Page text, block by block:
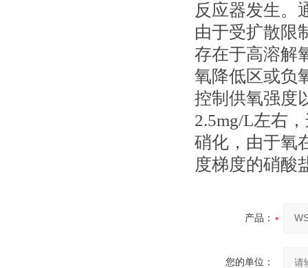
反应器发生。
由于受扩散限
存在于高溶解
氧降低区或负
控制供氧强度
2.5mg/L左右
硝化，由于氧
度梯度的硝酸
产品：
您的单位：